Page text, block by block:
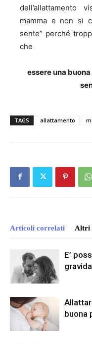
dell’allattamento
mamma e non si
sente” perché
che
essere una
TAGS allattamento
Articoli correlati Altri
E’
buona